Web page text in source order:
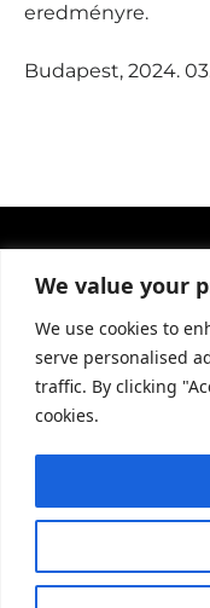
We value your
We use cookies to
serve personalised
traffic. By clicking
cookies.
eredményre.
Budapest, 2024.